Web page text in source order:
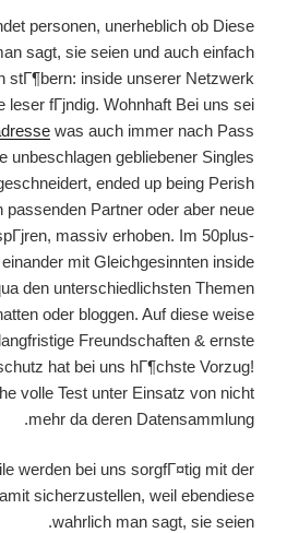
personen, unerheblich ob Diese
sagt, sie seien und auch einfach
stГ¶bern: inside unserer Netzwerk
leser fГјndig. Wohnhaft Bei uns sei
was auch immer nach Pass
unbeschlagen gebliebener Singles
ended up being Perish
passenden Partner oder aber neue
massiv erhoben. Im 50plus-
mit Gleichgesinnten inside
den unterschiedlichsten Themen
oder bloggen. Auf diese weise
Freundschaften & ernste
hat bei uns hГ¶chste Vorzug!
volle Test unter Einsatz von nicht
mehr da deren Datensammlung.
werden bei uns sorgfГ¤tig mit der
sicherzustellen, weil ebendiese
wahrlich man sagt, sie seien.